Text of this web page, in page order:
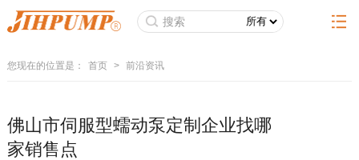
您现在的位置是： 首页 > 前沿资讯
佛山市伺服型蠕动泵定制企业找哪
家销售点